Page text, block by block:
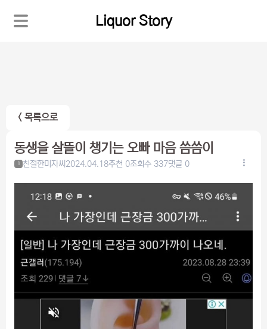
Liquor Story
< 목록으로
동생을 살뜰이 챙기는 오빠 마음 씀씀이
1 친절한미자씨 2024.04.18추천 0조회수 337댓글 0